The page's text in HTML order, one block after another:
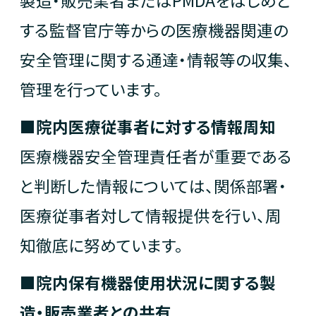
する監督官庁等からの医療機器関連の
安全管理に関する通達・情報等の収集、
管理を行っています。
■院内医療従事者に対する情報周知
医療機器安全管理責任者が重要である
と判断した情報については、関係部署・
医療従事者対して情報提供を行い、周
知徹底に努めています。
■院内保有機器使用状況に関する製